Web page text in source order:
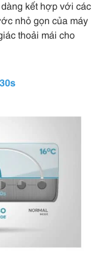
kết hợp với các
nhỏ gọn của máy
thoải mái cho